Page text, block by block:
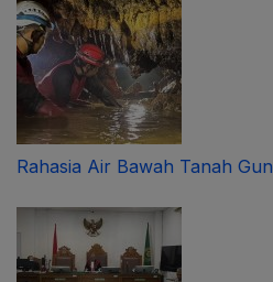
Rahasia Air Bawah Tanah